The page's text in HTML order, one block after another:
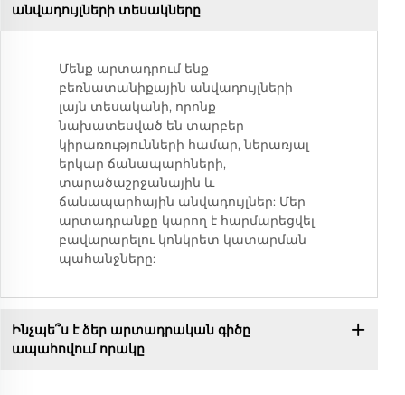
անվադույլների տեսակները
Մենք արտադրում ենք
բեռնատանիքային անվադույլների
լայն տեսականի, որոնք
նախատեսված են տարբեր
կիրառությունների համար, ներառյալ
երկար ճանապարհների,
տարածաշրջանային և
ճանապարհային անվադույլներ: Մեր
արտադրանքը կարող է հարմարեցվել
բավարարելու կոնկրետ կատարման
պահանջները:
Ինչպե՞ս է ձեր արտադրական գիծը
ապահովում որակը